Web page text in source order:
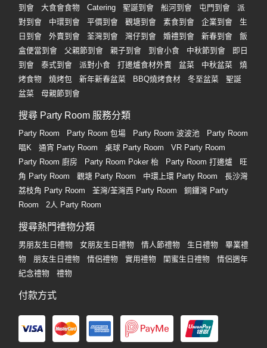
訂
製
禮
物
場
地
置
用
品
即
食
即
系
列
聚
及
拍
業
/
公
司
活
動
婚
禮
親
子
活
動
神
器
情
侶
心
願
清
到會 大食會食物 Catering 聖誕到會 船河到會 屯門到會
派
對到會
中環到會 平價到會 觀塘到會 素食到會 企業到會
生
日到會
外賣到會 荃灣到會 灣仔到會 婚禮到會 新春到會
飯
盒便當到會
父親節到會 親子到會 到會小食 中秋節到會
即日
到會
泰式到會 派對小食 打邊爐食材外賣 盆菜 中秋盆菜
燒
烤食物
燒烤包 新年新春盆菜 BBQ燒烤食材 冬至盆菜
聖誕
盆菜
母親節到會
搜尋 Party Room 服務分類
Party Room Party Room 包場 Party Room 波波池
Party Room
唱K
通宵 Party Room 桌球 Party Room
VR Party Room
Party Room 廚房
Party Room Poker 枱 Party Room 打邊爐
旺
角 Party Room
觀塘 Party Room 中環上環 Party Room
長沙灣
荔枝角 Party Room
荃灣/荃灣西 Party Room
銅鑼灣 Party
Room
2人 Party Room
搜尋熱門禮物分類
男朋友生日禮物 女朋友生日禮物 情人節禮物 生日禮物
畢業禮
物
朋友生日禮物 情侶禮物 實用禮物 閨蜜生日禮物
情侶週年
紀念禮物
禮物
付款方式